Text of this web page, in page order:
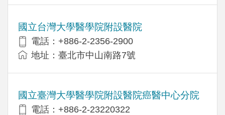
國立台灣大學醫學院附設醫院
電話：+886-2-2356-2900
地址：臺北市中山南路7號
國立臺灣大學醫學院附設醫院癌醫中心分院
電話：+886-2-23220322